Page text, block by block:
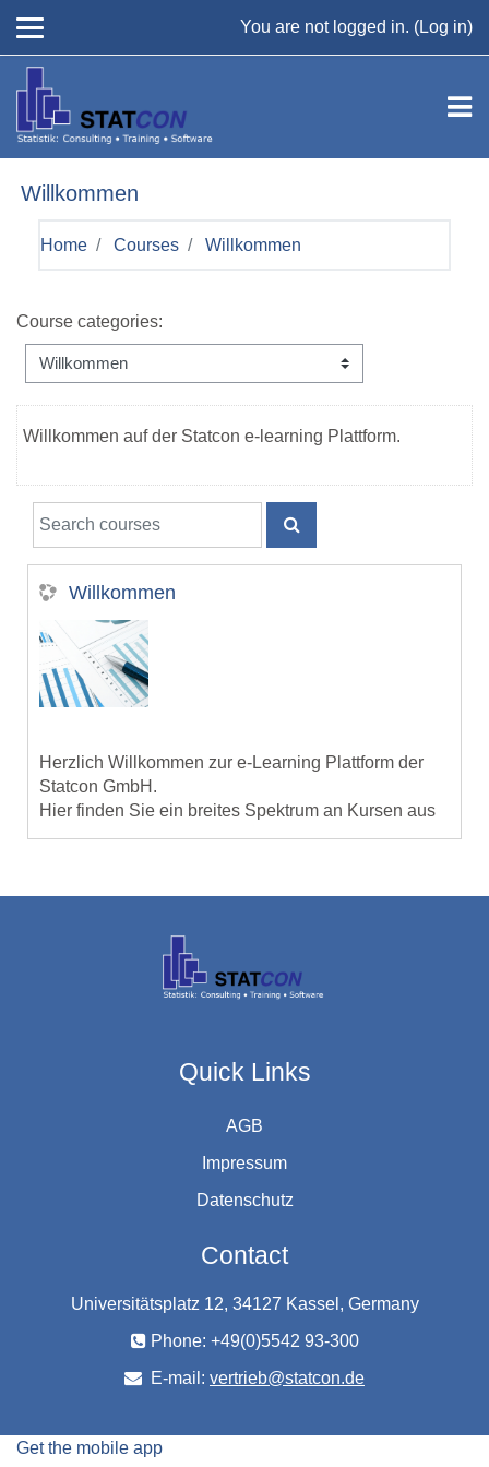
You are not logged in. (Log in)
Willkommen
Home Courses Willkommen
Course categories:
Willkommen auf der Statcon e-learning Plattform.
Search courses
SEARCH COURSES
Willkommen
Herzlich Willkommen zur e-Learning Plattform der
Statcon GmbH.
Hier finden Sie ein breites Spektrum an Kursen aus
dem Bereich der Datenanalyse.
Quick Links
AGB
Impressum
Datenschutz
Contact
Universitätsplatz 12, 34127 Kassel, Germany
Phone: +49(0)5542 93-300
E-mail: vertrieb@statcon.de
Get the mobile app